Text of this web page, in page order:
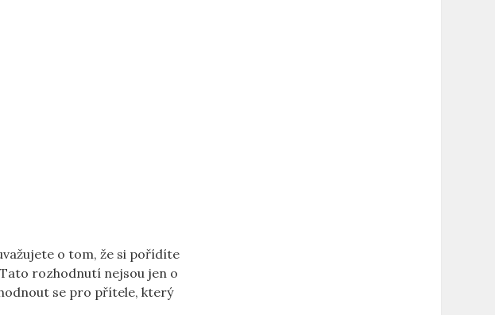
o tom, že si pořídíte
rozhodnutí nejsou jen o
se pro přítele, který